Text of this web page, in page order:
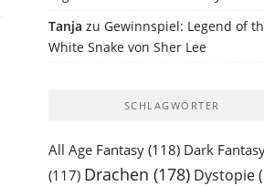
Tanja zu Gewinnspiel: Legend of
White Snake von Sher Lee
SCHLAGWÖRTER
All Age Fantasy (118) Dark
(117) Drachen (178) Dystopie